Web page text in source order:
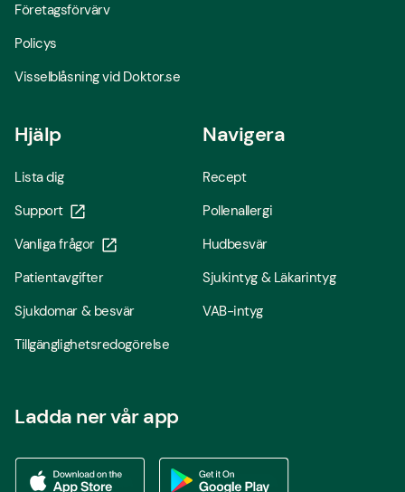
Företagsförvärv
Policys
Visselblåsning vid Doktor.se
Hjälp
Lista dig
Support
Vanliga frågor
Patientavgifter
Sjukdomar & besvär
Tillgänglighetsredogörelse
Navigera
Recept
Pollenallergi
Hudbesvär
Sjukintyg & Läkarintyg
VAB-intyg
Ladda ner vår app